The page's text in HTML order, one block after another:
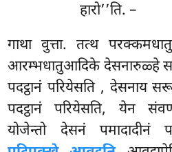
हारो’’ति. –
गाथा वुत्ता. तत्थ
आरम्भधातुआदिके देसनारुळ्हे
पदट्ठानं परियेसति , देसनाय
पदट्ठानं परियेसति, येन
योजेन्तो देसनं पमादादीनं